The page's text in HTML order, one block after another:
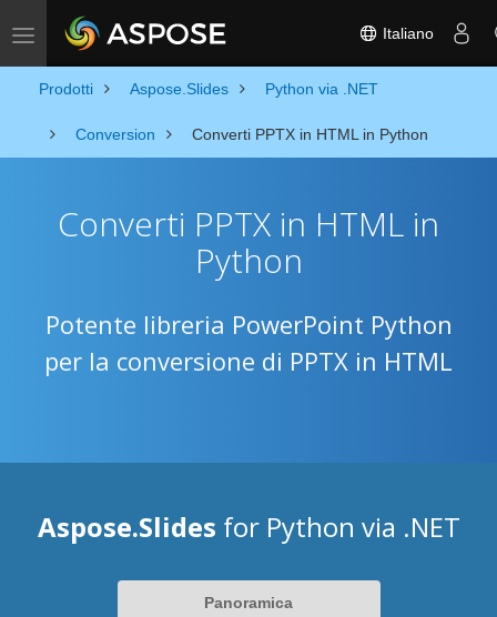
Toggle navigation Italiano
Prodotti Aspose.Slides Python via .NET
Conversion Converti PPTX in HTML in Python
Converti PPTX in HTML in
Python
Potente libreria PowerPoint Python
per la conversione di PPTX in HTML
Aspose.Slides for Python via .NET
Panoramica